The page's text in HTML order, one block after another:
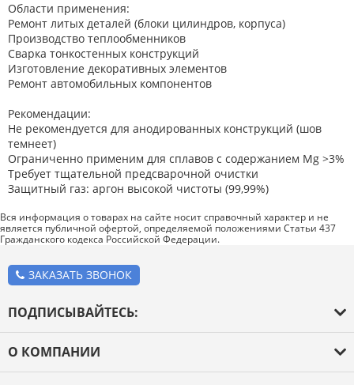
Области применения:
Ремонт литых деталей (блоки цилиндров, корпуса)
Производство теплообменников
Сварка тонкостенных конструкций
Изготовление декоративных элементов
Ремонт автомобильных компонентов
Рекомендации:
Не рекомендуется для анодированных конструкций (шов
темнеет)
Ограниченно применим для сплавов с содержанием Mg >3%
Требует тщательной предсварочной очистки
Защитный газ: аргон высокой чистоты (99,99%)
Вся информация о товарах на сайте носит справочный характер и не
является публичной офертой, определяемой положениями Статьи 437
Гражданского кодекса Российской Федерации.
ЗАКАЗАТЬ ЗВОНОК
ПОДПИСЫВАЙТЕСЬ:
О КОМПАНИИ